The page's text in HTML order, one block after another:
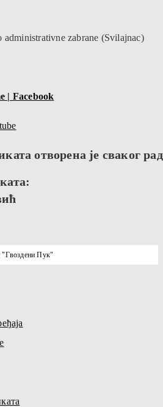
administrativne zabrane (Svilajnac)
| Facebook
отворена је сваког
"Гвоздени Пук"